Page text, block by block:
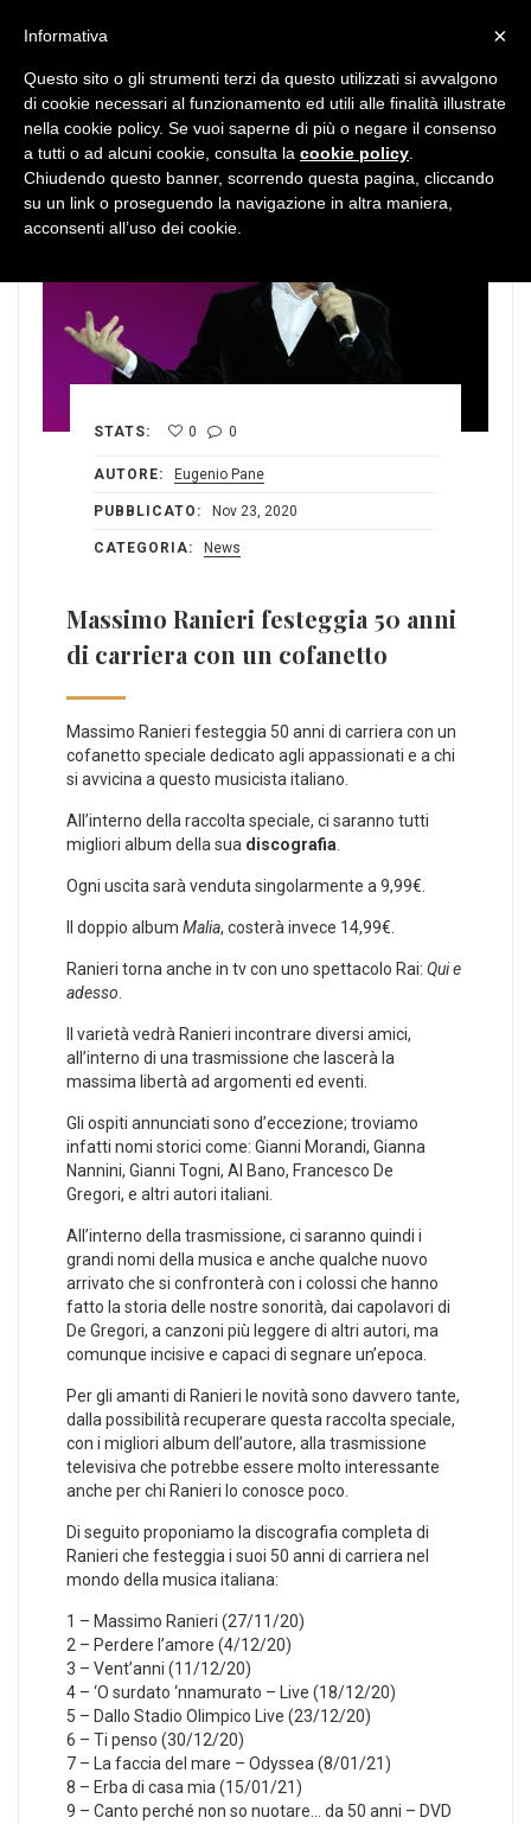
STATS: 0 0
AUTORE: Eugenio Pane
PUBBLICATO: Nov 23, 2020
CATEGORIA: News
Massimo Ranieri festeggia 50 anni
di carriera con un cofanetto
Massimo Ranieri festeggia 50 anni di carriera con un
cofanetto speciale dedicato agli appassionati e a chi
si avvicina a questo musicista italiano.
All’interno della raccolta speciale, ci saranno tutti
migliori album della sua discografia
Ogni uscita sarà venduta singolarmente a 9,99€.
Il doppio album Malia, costerà invece 14,99€.
Ranieri torna anche in tv con uno spettacolo Rai: Qui e
adesso
Il varietà vedrà Ranieri incontrare diversi amici,
all’interno di una trasmissione che lascerà la
massima libertà ad argomenti ed eventi.
Gli ospiti annunciati sono d’eccezione; troviamo
infatti nomi storici come: Gianni Morandi, Gianna
Nannini, Gianni Togni, Al Bano, Francesco De
Gregori, e altri autori italiani.
All’interno della trasmissione, ci saranno quindi i
grandi nomi della musica e anche qualche nuovo
arrivato che si confronterà con i colossi che hanno
fatto la storia delle nostre sonorità, dai capolavori di
De Gregori, a canzoni più leggere di altri autori, ma
comunque incisive e capaci di segnare un’epoca.
Per gli amanti di Ranieri le novità sono davvero tante,
dalla possibilità recuperare questa raccolta speciale,
con i migliori album dell’autore, alla trasmissione
televisiva che potrebbe essere molto interessante
anche per chi Ranieri lo conosce poco.
Di seguito proponiamo la discografia completa di
Ranieri che festeggia i suoi 50 anni di carriera nel
mondo della musica italiana:
1 – Massimo Ranieri (27/11/20)
2 – Perdere l’amore (4/12/20)
3 – Vent’anni (11/12/20)
4 – ‘O surdato ‘nnamurato – Live (18/12/20)
5 – Dallo Stadio Olimpico Live (23/12/20)
6 – Ti penso (30/12/20)
7 – La faccia del mare – Odyssea (8/01/21)
8 – Erba di casa mia (15/01/21)
9 – Canto perché non so nuotare… da 50 anni – DVD
×
Informativa
Questo sito o gli strumenti terzi da questo utilizzati si avvalgono
di cookie necessari al funzionamento ed utili alle finalità illustrate
nella cookie policy. Se vuoi saperne di più o negare il consenso
a tutti o ad alcuni cookie, consulta la cookie policy
Chiudendo questo banner, scorrendo questa pagina, cliccando
su un link o proseguendo la navigazione in altra maniera,
acconsenti all’uso dei cookie.